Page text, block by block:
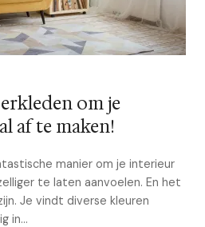
om je
af te maken!
manier om je interieur
te laten aanvoelen. En het
Je vindt diverse kleuren
in...